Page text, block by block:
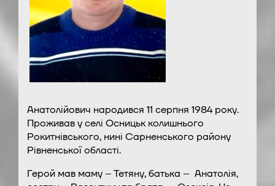
Анатолійович народився 11 серпня 1984 року.
Проживав у селі Осницьк колишнього
Рокитнівського, нині Сарненського району
Рівненської області.
Герой мав маму – Тетяну, батька – Анатолія,